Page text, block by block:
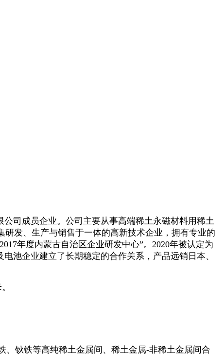
公司成员企业。公司主要从事高端稀土永磁材料用稀土
发、生产与销售于一体的高新技术企业，拥有专业的
2017年度内蒙古自治区企业研发中心”。2020年被认定为
池企业建立了长期稳定的合作关系，产品远销日本、
钬铁等高纯稀土金属间、稀土金属-非稀土金属间合